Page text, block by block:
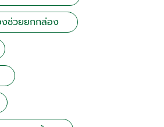
งช่วยยกกล่อง